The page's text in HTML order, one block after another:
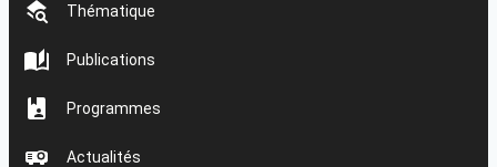
Thématique
Publications
Programmes
Actualités